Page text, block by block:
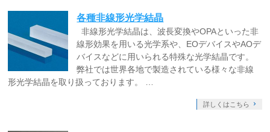
各種非線形光学結晶
非線形光学結晶は、波長変換やOPAといった非
線形効果を用いる光学系や、EOデバイスやAOデ
バイスなどに用いられる特殊な光学結晶です。
弊社では世界各地で製造されている様々な非線
形光学結晶を取り扱っております。 …
詳しくはこちら